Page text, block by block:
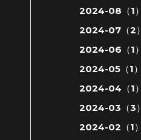
2024-08（1）
2024-07（2）
2024-06（1）
2024-05（1）
2024-04（1）
2024-03（3）
2024-02（1）